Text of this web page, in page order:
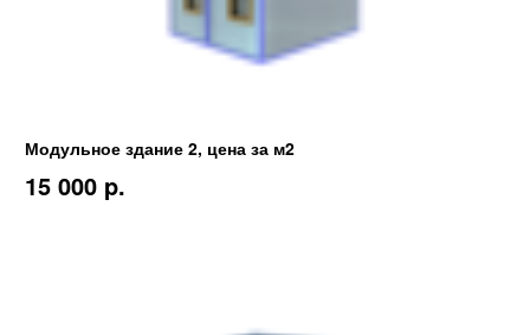
Модульное здание 2, цена за м2
15 000 p.